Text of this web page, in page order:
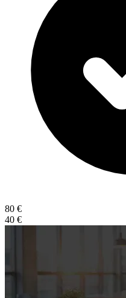
80 €
40 €